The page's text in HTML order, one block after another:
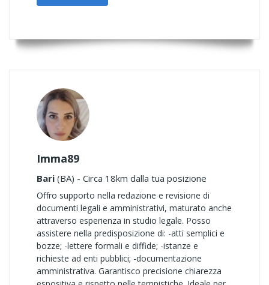
Imma89
Bari (BA) - Circa 18km dalla tua posizione
Offro supporto nella redazione e revisione di
documenti legali e amministrativi, maturato anche
attraverso esperienza in studio legale. Posso
assistere nella predisposizione di: -atti semplici e
bozze; -lettere formali e diffide; -istanze e
richieste ad enti pubblici; -documentazione
amministrativa. Garantisco precisione chiarezza